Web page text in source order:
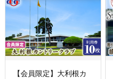
【会員限定】大利根カ